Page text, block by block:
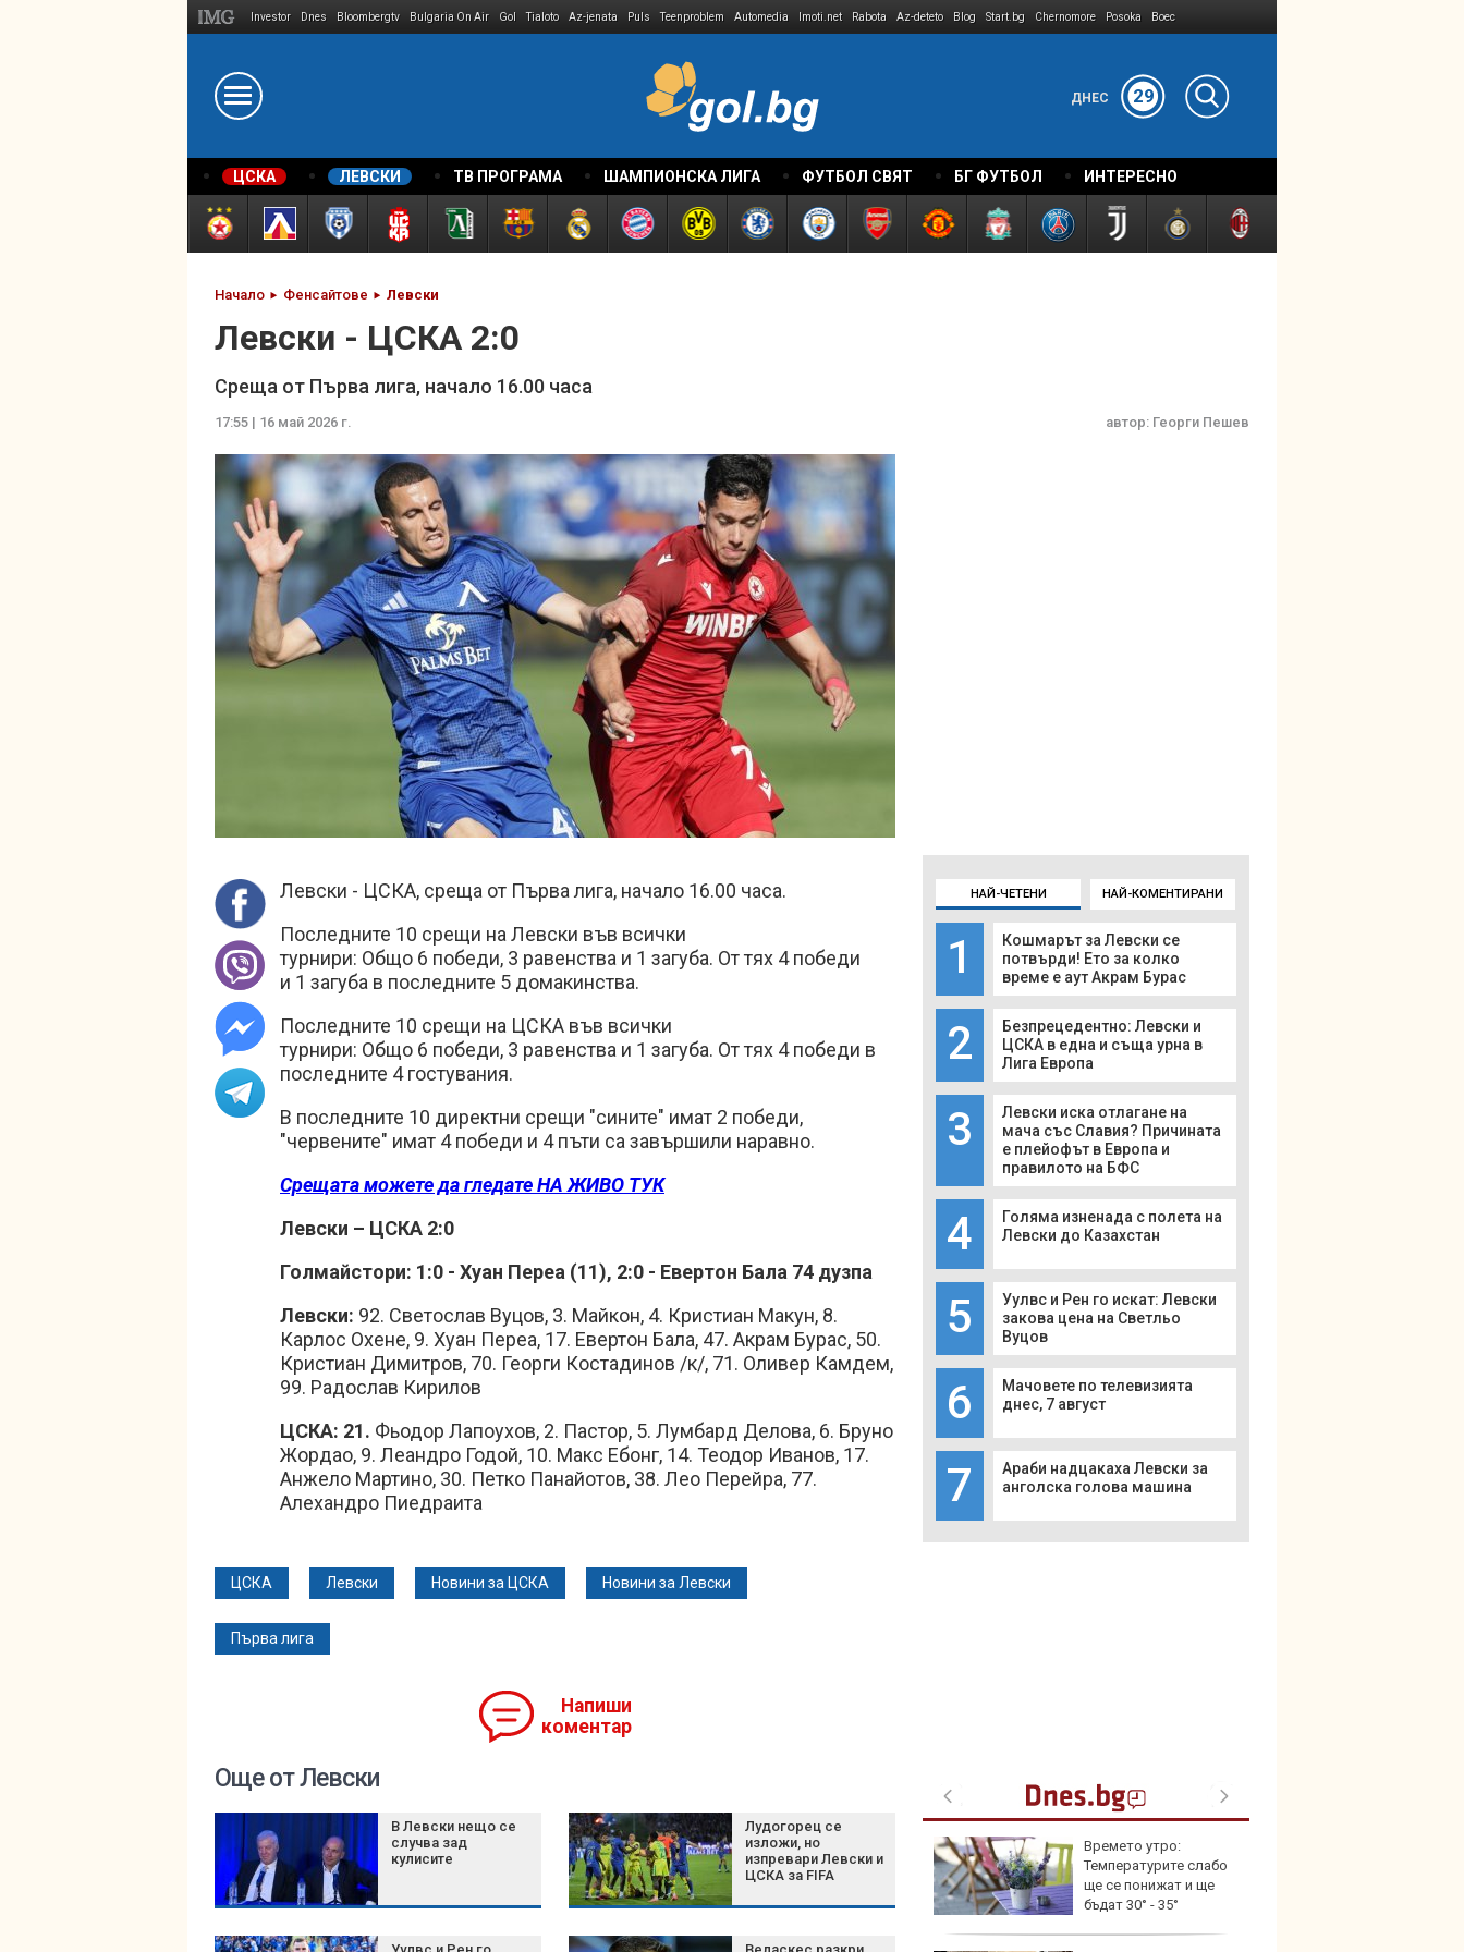
Investor Dnes Bloombergtv Bulgaria On Air Gol Tialoto Az-jenata Puls Teenproblem Automedia Imoti.net Rabota Az-deteto Blog Start.bg Chernomore Posoka Boec
ДНЕС 29
ЦСКА ЛЕВСКИ ТВ ПРОГРАМА ШАМПИОНСКА ЛИГА ФУТБОЛ СВЯТ БГ ФУТБОЛ ИНТЕРЕСНО
Начало Фенсайтове Левски
Левски - ЦСКА 2:0
Среща от Първа лига, начало 16.00 часа
17:55 | 16 май 2026 г. автор: Георги Пешев
Левски - ЦСКА, среща от Първа лига, начало 16.00 часа.
Последните 10 срещи на Левски във всички
турнири: Общо 6 победи, 3 равенства и 1 загуба. От тях 4 победи
и 1 загуба в последните 5 домакинства.
Последните 10 срещи на ЦСКА във всички
турнири: Общо 6 победи, 3 равенства и 1 загуба. От тях 4 победи в
последните 4 гостувания.
В последните 10 директни срещи "сините" имат 2 победи,
"червените" имат 4 победи и 4 пъти са завършили наравно.
Срещата можете да гледате НА ЖИВО ТУК
Левски – ЦСКА 2:0
Голмайстори: 1:0 - Хуан Переа (11), 2:0 - Евертон Бала 74 дузпа
Левски: 92. Светослав Вуцов, 3. Майкон, 4. Кристиан Макун, 8.
Карлос Охене, 9. Хуан Переа, 17. Евертон Бала, 47. Акрам Бурас, 50.
Кристиан Димитров, 70. Георги Костадинов /к/, 71. Оливер Камдем,
99. Радослав Кирилов
ЦСКА: 21. Фьодор Лапоухов, 2. Пастор, 5. Лумбард Делова, 6. Бруно
Жордао, 9. Леандро Годой, 10. Макс Ебонг, 14. Теодор Иванов, 17.
Анжело Мартино, 30. Петко Панайотов, 38. Лео Перейра, 77.
Алехандро Пиедраита
ЦСКА Левски Новини за ЦСКА Новини за Левски
Първа лига
Напиши
коментар
НАЙ-ЧЕТЕНИ НАЙ-КОМЕНТИРАНИ
1
Кошмарът за Левски се
потвърди! Ето за колко
време е аут Акрам Бурас
2
Безпрецедентно: Левски и
ЦСКА в една и съща урна в
Лига Европа
3
Левски иска отлагане на
мача със Славия? Причината
е плейофът в Европа и
правилото на БФС
4
Голяма изненада с полета на
Левски до Казахстан
5
Уулвс и Рен го искат: Левски
закова цена на Светльо
Вуцов
6
Мачовете по телевизията
днес, 7 август
7
Араби надцакаха Левски за
анголска голова машина
Още от Левски
В Левски нещо се
случва зад
кулисите
Лудогорец се
изложи, но
изпревари Левски и
ЦСКА за FIFA
Ален - "ловецът на
педофили": "Заловили
сме 200, осъдените се
броят на пръстите"
Времето утро:
Температурите слабо
ще се понижат и ще
бъдат 30° - 35°